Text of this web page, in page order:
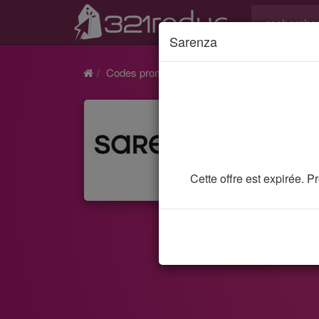
Codes promo et réductions
11
Sarenza
Cette offre est expirée.